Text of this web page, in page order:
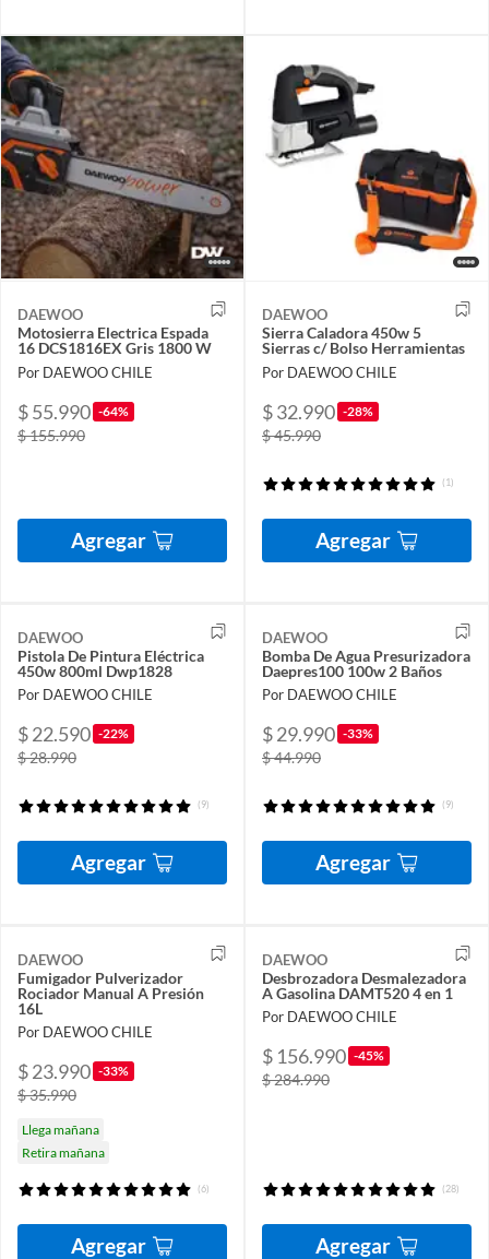
DAEWOO
Motosierra Electrica Espada
16 DCS1816EX Gris 1800 W
Por DAEWOO CHILE
$ 55.990 -64%
$ 155.990
Agregar
DAEWOO
Sierra Caladora 450w 5
Sierras c/ Bolso Herramientas
Por DAEWOO CHILE
$ 32.990 -28%
$ 45.990
(1)
Agregar
DAEWOO
Pistola De Pintura Eléctrica
450w 800ml Dwp1828
Por DAEWOO CHILE
$ 22.590 -22%
$ 28.990
(9)
Agregar
DAEWOO
Bomba De Agua Presurizadora
Daepres100 100w 2 Baños
Por DAEWOO CHILE
$ 29.990 -33%
$ 44.990
(9)
Agregar
DAEWOO
Fumigador Pulverizador
Rociador Manual A Presión
16L
Por DAEWOO CHILE
$ 23.990 -33%
$ 35.990
Llega mañana
Retira mañana
(6)
Agregar
DAEWOO
Desbrozadora Desmalezadora
A Gasolina DAMT520 4 en 1
Por DAEWOO CHILE
$ 156.990 -45%
$ 284.990
(28)
Agregar